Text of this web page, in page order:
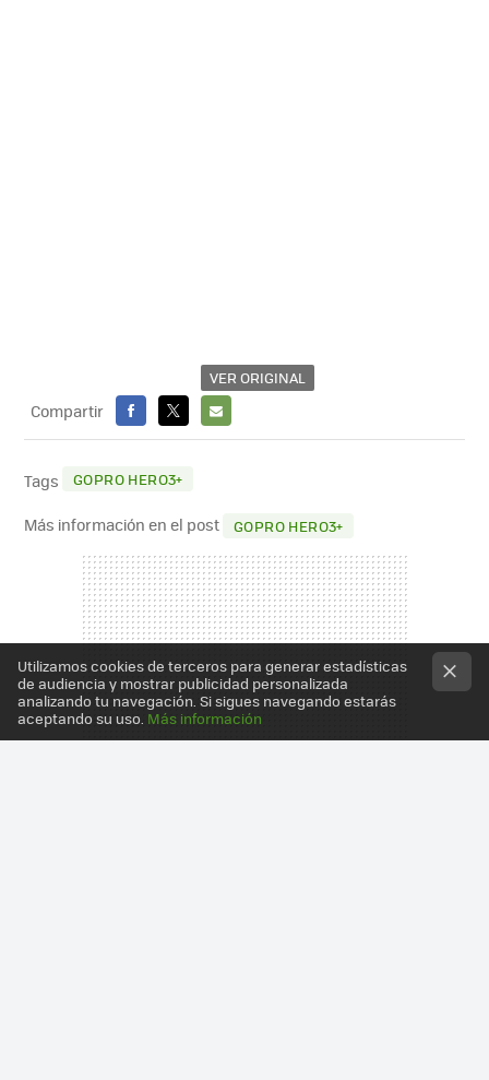
VER ORIGINAL
Compartir
FACEBOOK
X
E-
Tags GOPRO HERO3+
Más información en el post GOPRO HERO3+
Utilizamos cookies de terceros para generar estadísticas
de audiencia y mostrar publicidad personalizada
analizando tu navegación. Si sigues navegando estarás
aceptando su uso. Más información